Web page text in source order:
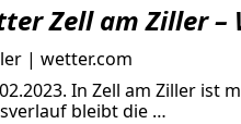
Zell am Ziller
| wetter.com
In Zell am Ziller ist
bleibt die …